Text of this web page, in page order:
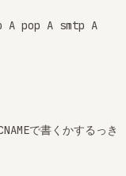
A pop A smtp A
で書くかするっき